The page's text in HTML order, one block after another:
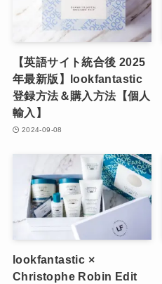
【英語サイト統合後 2025
年最新版】lookfantastic
登録方法＆購入方法【個人
輸入】
2024-09-08
lookfantastic ×
Christophe Robin Edit